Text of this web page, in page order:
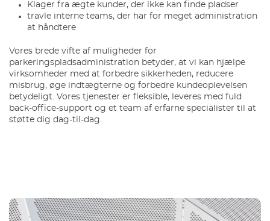
Klager fra ægte kunder, der ikke kan finde pladser
travle interne teams, der har for meget administration
at håndtere
Vores brede vifte af muligheder for
parkeringspladsadministration betyder, at vi kan hjælpe
virksomheder med at forbedre sikkerheden, reducere
misbrug, øge indtægterne og forbedre kundeoplevelsen
betydeligt. Vores tjenester er fleksible, leveres med fuld
back-office-support og et team af erfarne specialister til at
støtte dig dag-til-dag.